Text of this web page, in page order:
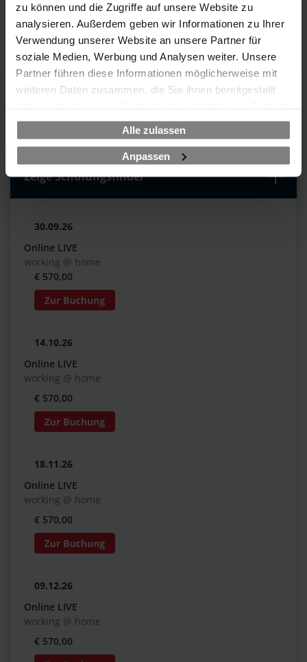
zu können und die Zugriffe auf unsere Website zu
analysieren. Außerdem geben wir Informationen zu Ihrer
Verwendung unserer Website an unsere Partner für
soziale Medien, Werbung und Analysen weiter. Unsere
Partner führen diese Informationen möglicherweise mit
weiteren Daten zusammen, die Sie ihnen bereitgestellt
gesammelt haben.
Alle zulassen
Anpassen
Ihre Vorteile - was uns
unterscheidet:
Agenda & Prüfung
Inhouse
Zeige Schulungsfinder
30.09.26
Online LIVE
working @ home
€ 570,00
14.10.26
Online LIVE
working @ home
€ 570,00
18.11.26
Online LIVE
working @ home
€ 570,00
09.12.26
Online LIVE
working @ home
€ 570,00